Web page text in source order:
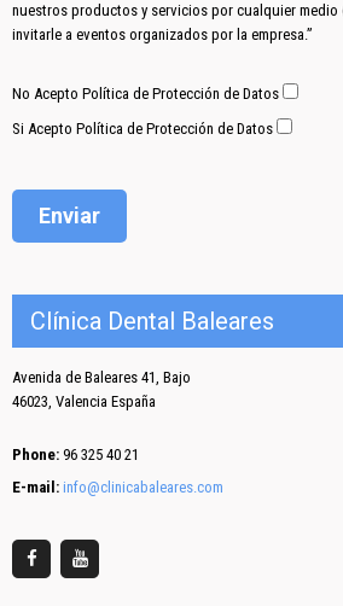
nuestros productos y servicios por cualquier medio
invitarle a eventos organizados por la empresa.”
No Acepto Política de Protección de Datos
Si Acepto Política de Protección de Datos
Clínica Dental Baleares
Avenida de Baleares 41, Bajo
46023, Valencia España
Phone: 96 325 40 21
E-mail: info@clinicabaleares.com